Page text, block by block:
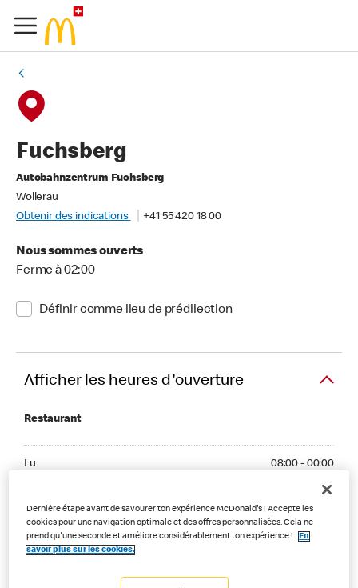
Fuchsberg
Autobahnzentrum Fuchsberg
Wollerau
Obtenir des indications
+41 55 420 18 00
Nous sommes ouverts
Ferme à 02:00
Définir comme lieu de prédilection
Afficher les heures d'ouverture
Restaurant
Lu 08:00 - 00:00
Me 08:00 - 00:00
Wednesday 08:00 - 00:00
Dernière étape avant de savourer ton expérience McDonald's ! Accepte les
cookies pour une navigation optimale et des offres personnalisées. Cela ne
prend qu'une seconde et améliore considérablement ton expérience !
En
savoir plus sur les cookies.